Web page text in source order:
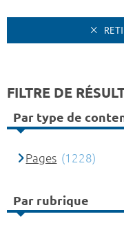
FILTRE DE
Par type de
Pages (1228)
Par rubrique